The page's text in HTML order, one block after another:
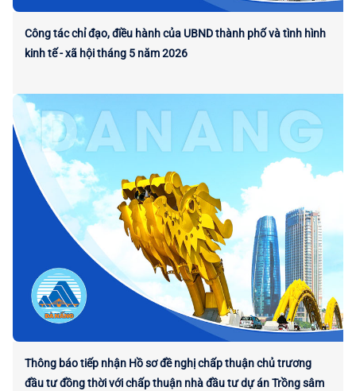
Công tác chỉ đạo, điều hành của UBND thành phố và tình hình
kinh tế - xã hội tháng 5 năm 2026
Thông báo tiếp nhận Hồ sơ đề nghị chấp thuận chủ trương
đầu tư đồng thời với chấp thuận nhà đầu tư dự án Trồng sâm